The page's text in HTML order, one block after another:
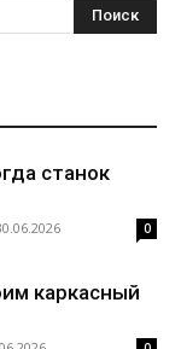
станок
0
каркасный